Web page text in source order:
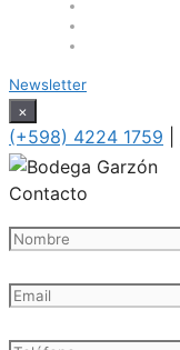
Newsletter
×
(+598) 4224 1759
Contacto